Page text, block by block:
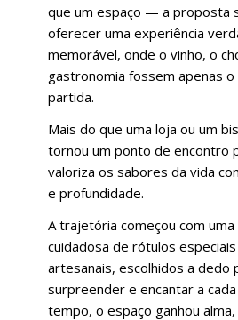
que um espaço — a proposta
oferecer uma experiência
memorável, onde o vinho, o
gastronomia fossem apenas
partida.
Mais do que uma loja ou um
tornou um ponto de encontro
valoriza os sabores da vida
e profundidade.
A trajetória começou com uma
cuidadosa de rótulos
artesanais, escolhidos a dedo
surpreender e encantar a
tempo, o espaço ganhou